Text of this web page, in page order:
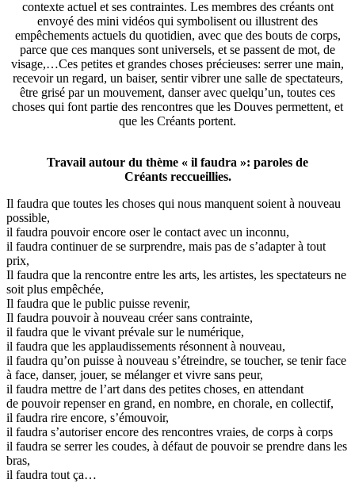
contexte actuel et ses contraintes. Les membres des créants ont
envoyé des mini vidéos qui symbolisent ou illustrent des
empêchements actuels du quotidien, avec que des bouts de corps,
parce que ces manques sont universels, et se passent de mot, de
visage,…Ces petites et grandes choses précieuses: serrer une main,
recevoir un regard, un baiser, sentir vibrer une salle de spectateurs,
être grisé par un mouvement, danser avec quelqu’un, toutes ces
choses qui font partie des rencontres que les Douves permettent, et
que les Créants portent.
Travail autour du thème « il faudra »: paroles de
Créants reccueillies.
Il faudra que toutes les choses qui nous manquent soient à nouveau
possible,
il faudra pouvoir encore oser le contact avec un inconnu,
il faudra continuer de se surprendre, mais pas de s’adapter à tout
prix,
Il faudra que la rencontre entre les arts, les artistes, les spectateurs ne
soit plus empêchée,
Il faudra que le public puisse revenir,
Il faudra pouvoir à nouveau créer sans contrainte,
il faudra que le vivant prévale sur le numérique,
il faudra que les applaudissements résonnent à nouveau,
il faudra qu’on puisse à nouveau s’étreindre, se toucher, se tenir face
à face, danser, jouer, se mélanger et vivre sans peur,
il faudra mettre de l’art dans des petites choses, en attendant
de pouvoir repenser en grand, en nombre, en chorale, en collectif,
il faudra rire encore, s’émouvoir,
il faudra s’autoriser encore des rencontres vraies, de corps à corps
il faudra se serrer les coudes, à défaut de pouvoir se prendre dans les
bras,
il faudra tout ça…